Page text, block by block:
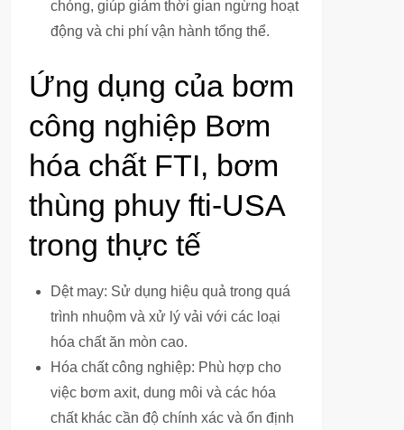
chóng, giúp giảm thời gian ngừng hoạt
động và chi phí vận hành tổng thể.
Ứng dụng của bơm
công nghiệp Bơm
hóa chất FTI, bơm
thùng phuy fti-USA
trong thực tế
Dệt may: Sử dụng hiệu quả trong quá
trình nhuộm và xử lý vải với các loại
hóa chất ăn mòn cao.
Hóa chất công nghiệp: Phù hợp cho
việc bơm axit, dung môi và các hóa
chất khác cần độ chính xác và ổn định